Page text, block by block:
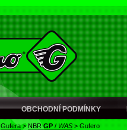
OBCHODNÍ PODMÍNKY
Gufera> NBRGP / WAS > Gufero